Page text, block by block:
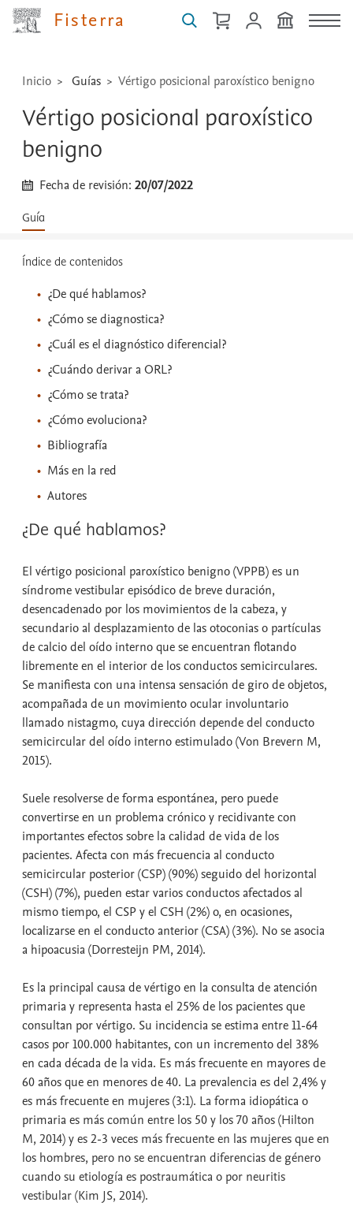
Fisterra
técnicas
...
Inicio Guías Vértigo posicional paroxístico benigno
Vértigo posicional paroxístico
benigno
Fecha de revisión:20/07/2022
Guía
Índice de contenidos
¿De qué hablamos?
¿Cómo se diagnostica?
¿Cuál es el diagnóstico diferencial?
¿Cuándo derivar a ORL?
¿Cómo se trata?
¿Cómo evoluciona?
Bibliografía
Más en la red
Autores
¿De qué hablamos?
El vértigo posicional paroxístico benigno (VPPB) es un
síndrome vestibular episódico de breve duración,
desencadenado por los movimientos de la cabeza, y
secundario al desplazamiento de las otoconias o partículas
de calcio del oído interno que se encuentran flotando
libremente en el interior de los conductos semicirculares.
Se manifiesta con una intensa sensación de giro de objetos,
acompañada de un movimiento ocular involuntario
llamado nistagmo, cuya dirección depende del conducto
semicircular del oído interno estimulado (Von Brevern M,
2015).
Suele resolverse de forma espontánea, pero puede
convertirse en un problema crónico y recidivante con
importantes efectos sobre la calidad de vida de los
pacientes. Afecta con más frecuencia al conducto
semicircular posterior (CSP) (90%) seguido del horizontal
(CSH) (7%), pueden estar varios conductos afectados al
mismo tiempo, el CSP y el CSH (2%) o, en ocasiones,
localizarse en el conducto anterior (CSA) (3%). No se asocia
a hipoacusia (Dorresteijn PM, 2014).
Es la principal causa de vértigo en la consulta de atención
primaria y representa hasta el 25% de los pacientes que
consultan por vértigo. Su incidencia se estima entre 11-64
casos por 100.000 habitantes, con un incremento del 38%
en cada década de la vida. Es más frecuente en mayores de
60 años que en menores de 40. La prevalencia es del 2,4% y
es más frecuente en mujeres (3:1). La forma idiopática o
primaria es más común entre los 50 y los 70 años (Hilton
M, 2014) y es 2-3 veces más frecuente en las mujeres que en
los hombres, pero no se encuentran diferencias de género
cuando su etiología es postraumática o por neuritis
vestibular (Kim JS, 2014).